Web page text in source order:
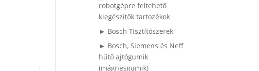
robotgépre feltehető
kiegészítők tartozékok
► Bosch Tisztítószerek
► Bosch, Siemens és Neff
hűtő ajtógumik
(mágnesgumik)